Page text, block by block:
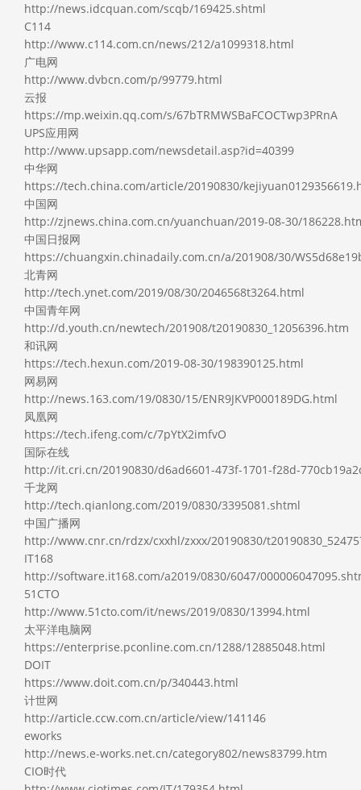
http://news.idcquan.com/scqb/169425.shtml
C114
http://www.c114.com.cn/news/212/a1099318.html
广电网
http://www.dvbcn.com/p/99779.html
云报
https://mp.weixin.qq.com/s/67bTRMWSBaFCOCTwp3PRnA
UPS应用网
http://www.upsapp.com/newsdetail.asp?id=40399
中华网
https://tech.china.com/article/20190830/
中国网
http://zjnews.china.com.cn/yuanchuan/2019-08-30/
中国日报网
https://chuangxin.chinadaily.com.cn/a/201908/30/
北青网
http://tech.ynet.com/2019/08/30/2046568t3264.html
中国青年网
http://d.youth.cn/newtech/201908/t20190830_12056396.htm
和讯网
https://tech.hexun.com/2019-08-30/198390125.html
网易网
http://news.163.com/19/0830/15/ENR9JKVP000189DG.html
凤凰网
https://tech.ifeng.com/c/7pYtX2imfvO
国际在线
http://it.cri.cn/20190830/d6ad6601-473f-1701-f28d-
千龙网
http://tech.qianlong.com/2019/0830/3395081.shtml
中国广播网
http://www.cnr.cn/rdzx/cxxhl/zxxx/20190830/
IT168
http://software.it168.com/a2019/0830/6047/
51CTO
http://www.51cto.com/it/news/2019/0830/13994.html
太平洋电脑网
https://enterprise.pconline.com.cn/1288/12885048.html
DOIT
https://www.doit.com.cn/p/340443.html
计世网
http://article.ccw.com.cn/article/view/141146
eworks
http://news.e-works.net.cn/category802/news83799.htm
CIO时代